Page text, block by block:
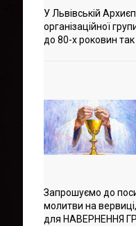
У Львівській
організаційної
до 80-х роковин так
Запрошуємо до
молитви на
для НАВЕРНЕННЯ